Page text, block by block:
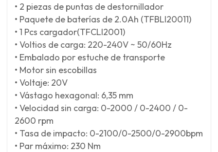
• 2 piezas de puntas de destornillador
• Paquete de baterías de 2.0Ah (TFBLI20011)
• 1 Pcs cargador(TFCLI2001)
• Voltios de carga: 220-240V ~ 50/60Hz
• Embalado por estuche de transporte
• Motor sin escobillas
• Voltaje: 20V
• Vástago hexagonal: 6,35 mm
• Velocidad sin carga: 0-2000 / 0-2400 / 0-
2600 rpm
• Tasa de impacto: 0-2100/0-2500/0-2900bpm
• Par máximo: 230 Nm